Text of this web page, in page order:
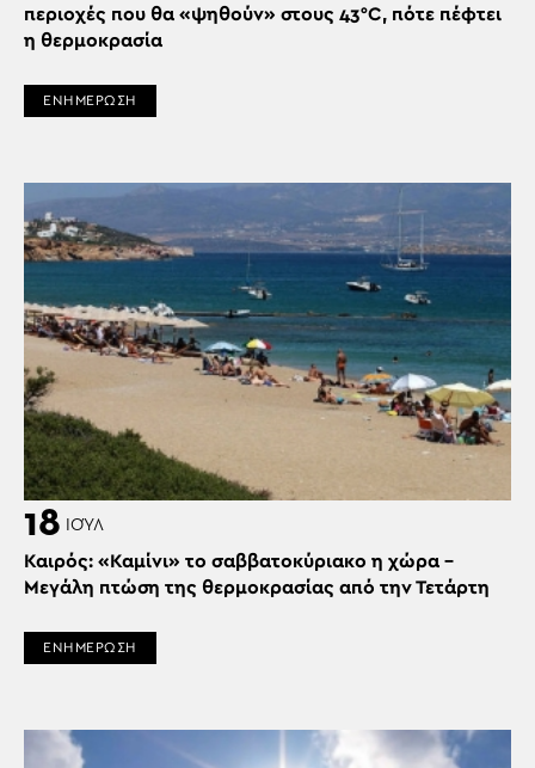
περιοχές που θα «ψηθούν» στους 43°C, πότε πέφτει
η θερμοκρασία
ΕΝΗΜΕΡΩΣΗ
18 ΙΟΎΛ
Καιρός: «Καμίνι» το σαββατοκύριακο η χώρα –
Μεγάλη πτώση της θερμοκρασίας από την Τετάρτη
ΕΝΗΜΕΡΩΣΗ